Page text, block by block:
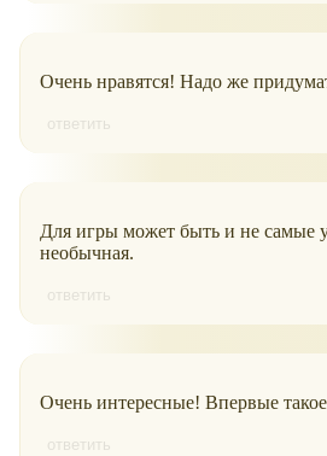
Очень нравятся! Надо же
ответить
Для игры может быть и не самые
необычная.
ответить
Очень интересные! Впервые
ответить